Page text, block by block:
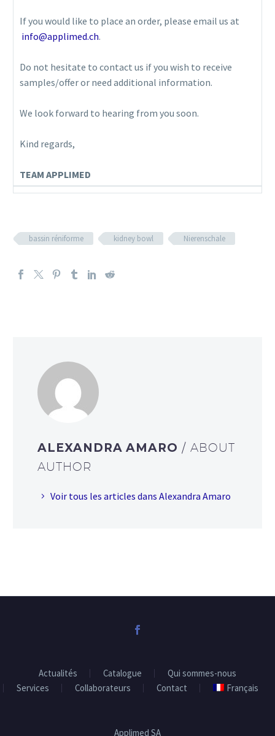
If you would like to place an order, please email us at
info@applimed.ch.
Do not hesitate to contact us if you wish to receive
samples/offer or need additional information.
We look forward to hearing from you soon.
Kind regards,
TEAM APPLIMED
bassin réniforme kidney bowl Nierenschale
ALEXANDRA AMARO/ ABOUT
AUTHOR
Voir tous les articles dans Alexandra Amaro
Actualités Catalogue
Qui sommes-nous
Services
Collaborateurs Contact Français
Applimed SA